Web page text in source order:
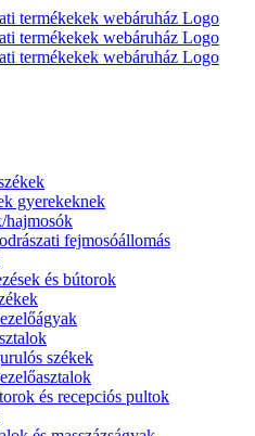
gyerekeknek
hajmosók
fejmosóállomás
és bútorok
székek
és recepciós pultok